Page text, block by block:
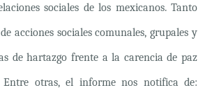
sociales de los mexicanos. Tanto
acciones sociales comunales, grupales y
de hartazgo frente a la carencia de paz
otras, el informe nos notifica de: